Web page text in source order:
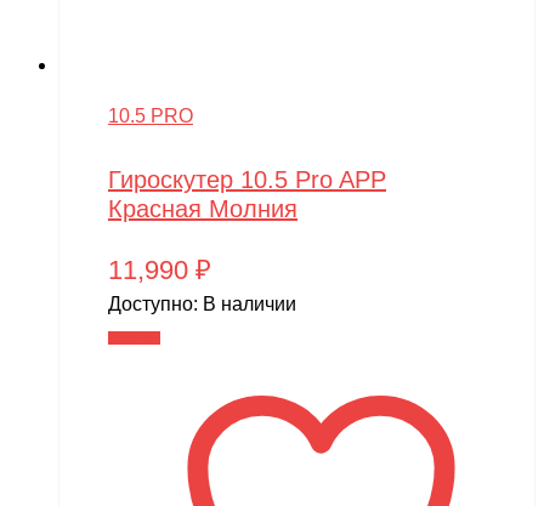
10.5 PRO
Гироскутер 10.5 Pro APP
Красная Молния
11,990 ₽
Доступно: В наличии